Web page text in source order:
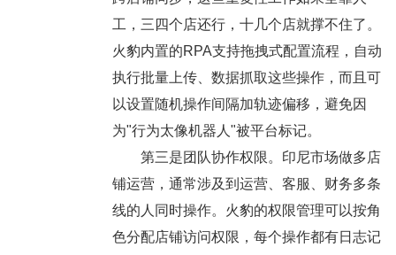
工，三四个店还行，十几个店就撑不住了。
火豹内置的RPA支持拖拽式配置流程，自动
执行批量上传、数据抓取这些操作，而且可
以设置随机操作间隔加轨迹偏移，避免因
为"行为太像机器人"被平台标记。
第三是团队协作权限。印尼市场做多店
铺运营，通常涉及到运营、客服、财务多条
线的人同时操作。火豹的权限管理可以按角
色分配店铺访问权限，每个操作都有日志记